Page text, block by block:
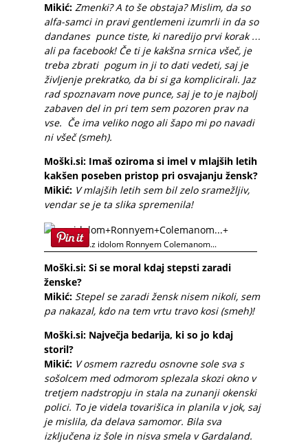
Mikić: Zmenki? A to še obstaja? Mislim, da so
alfa-samci in pravi gentlemeni izumrli in da so
dandanes punce tiste, ki naredijo prvi korak …
ali pa facebook! Če ti je kakšna srnica všeč, je
treba zbrati pogum in ji to dati vedeti, saj je
življenje prekratko, da bi si ga komplicirali. Jaz
rad spoznavam nove punce, saj je to je najbolj
zabaven del in pri tem sem pozoren prav na
vse. Če ima veliko nogo ali šapo mi po navadi
ni všeč (smeh).
Moški.si: Imaš oziroma si imel v mlajših letih
kakšen poseben pristop pri osvajanju žensk?
Mikić: V mlajših letih sem bil zelo sramežljiv,
vendar se je ta slika spremenila!
...z idolom Ronnyem Colemanom...
Moški.si: Si se moral kdaj stepsti zaradi
ženske?
Mikić: Stepel se zaradi žensk nisem nikoli, sem
pa nakazal, kdo na tem vrtu travo kosi (smeh)!
Moški.si: Največja bedarija, ki so jo kdaj
storil?
Mikić: V osmem razredu osnovne sole sva s
sošolcem med odmorom splezala skozi okno v
tretjem nadstropju in stala na zunanji okenski
polici. To je videla tovarišica in planila v jok, saj
je mislila, da delava samomor. Bila sva
izključena iz šole in nisva smela v Gardaland.